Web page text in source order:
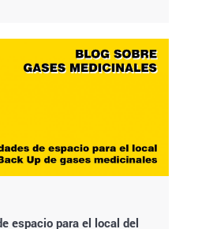
espacio para el local del